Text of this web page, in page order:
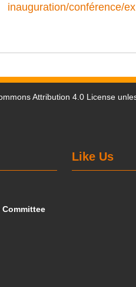
inauguration/conférence/
Attribution 4.0 License
Like Us